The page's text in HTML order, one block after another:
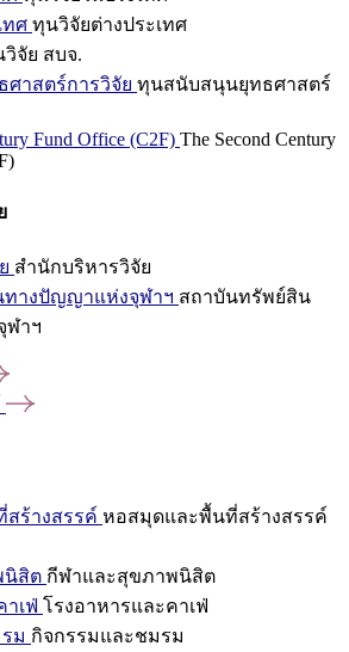
ทศ ทุนวิจัยต่างประเทศ
จัย สบจ.
าสตร์การวิจัย ทุนสนับสนุนยุทธศาสตร์
Fund Office (C2F) The Second Century
สำนักบริหารวิจัย
างปัญญาแห่งจุฬาฯ สถาบันทรัพย์สิน
ฬาฯ
ร้างสรรค์ หอสมุดและพื้นที่สร้างสรรค์
นิสิต กีฬาและสุขภาพนิสิต
เฟ่ โรงอาหารและคาเฟ่
ม กิจกรรมและชมรม